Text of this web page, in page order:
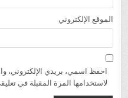
الموقع الإلكتروني
احفظ اسمي، بريدي الإلكتروني،
لاستخدامها المرة المقبلة في